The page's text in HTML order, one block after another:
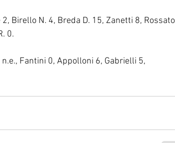
Birello N. 4, Breda D. 15, Zanetti 8, Rossato
0.
Fantini 0, Appolloni 6, Gabrielli 5,